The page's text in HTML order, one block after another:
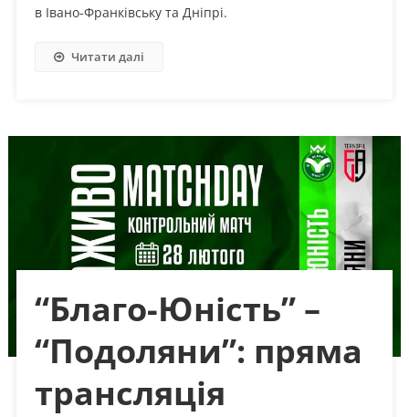
в Івано-Франківську та Дніпрі.
Читати далі
“Благо-Юність” –
“Подоляни”: пряма
трансляція